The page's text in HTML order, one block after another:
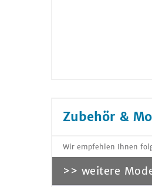
Zubehör &
Wir empfehlen Ihnen
>> weitere